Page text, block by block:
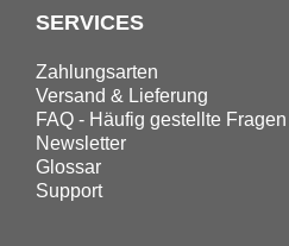
SERVICES
Zahlungsarten
Versand & Lieferung
FAQ - Häufig gestellte Fragen
Newsletter
Glossar
Support